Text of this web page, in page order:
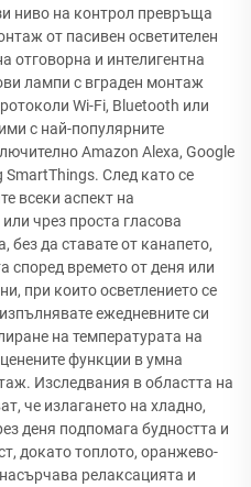
ниво на контрол превръща
от пасивен осветителен
отговорна и интелигентна
лампи с вграден монтаж
Wi-Fi, Bluetooth или
с най-популярните
Amazon Alexa, Google
SmartThings. След като се
всеки аспект на
чрез проста гласова
без да ставате от канапето,
според времето от деня или
при които осветлението се
ежедневните си
на температурата на
функции в умна
Изследвания в областта на
че излагането на хладно,
деня подпомага будността и
докато топлото, оранжево-
релаксацията и